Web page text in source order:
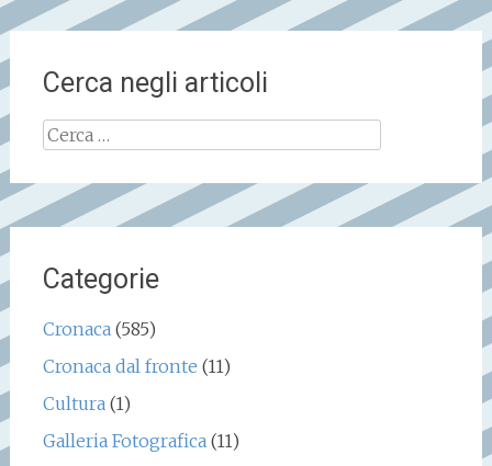
Cerca negli articoli
Ricerca
Categorie
Cronaca(585)
Cronaca dal fronte (11)
Cultura(1)
Galleria Fotografica(11)